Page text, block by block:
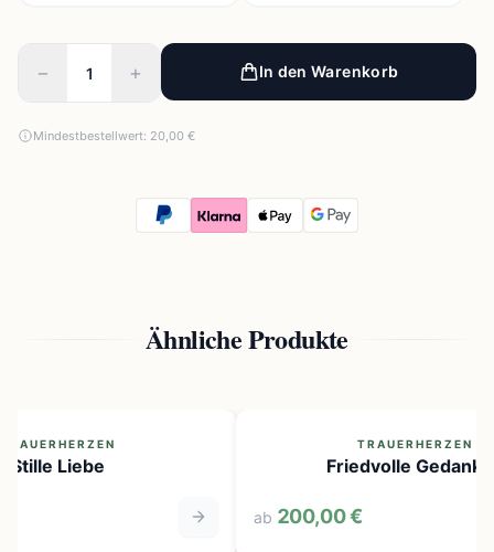
− + In den Warenkorb
Mindestbestellwert: 20,00 €
Ähnliche Produkte
Stille Liebe
TRAUERHERZEN
Friedvolle
ab 200,00 €